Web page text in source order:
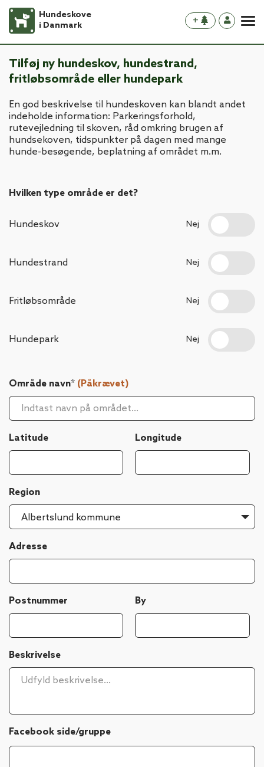
Hundeskove
i Danmark
+
Tilføj ny hundeskov, hundestrand,
fritløbsområde eller hundepark
En god beskrivelse til hundeskoven kan blandt andet
indeholde information: Parkeringsforhold,
rutevejledning til skoven, råd omkring brugen af
hundsekoven, tidspunkter på dagen med mange
hunde-besøgende, beplatning af området m.m.
Hvilken type område er det?
Nej
Hundeskov
Nej
Hundestrand
Nej
Fritløbsområde
Nej
Hundepark
Område navn* (Påkrævet)
Latitude Longitude
Region
Adresse
Postnummer By
Beskrivelse
Facebook side/gruppe